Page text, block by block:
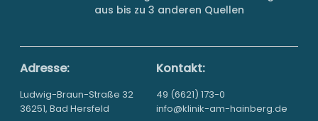
aus bis zu 3 anderen Quellen
Adresse:
Ludwig-Braun-Straße 32
36251, Bad Hersfeld
Kontakt:
49 (6621) 173-0
info@klinik-am-hainberg.de